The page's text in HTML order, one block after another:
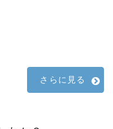
さらに見る